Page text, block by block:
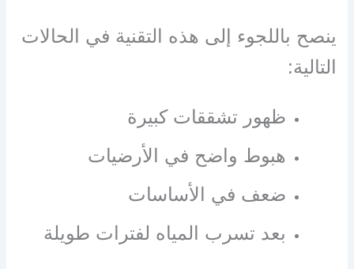
ينصح باللجوء إلى هذه التقنية في الحالات
التالية:
ظهور تشققات كبيرة
هبوط واضح في الأرضيات
ضعف في الأساسات
بعد تسرب المياه لفترات طويلة